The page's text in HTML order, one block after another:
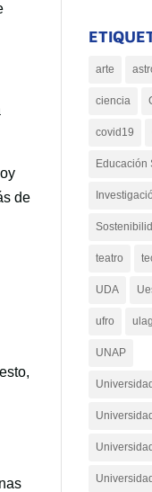
de
arte
ciencia
covid19
Educación
teatro
UDA
ufro
UNAP